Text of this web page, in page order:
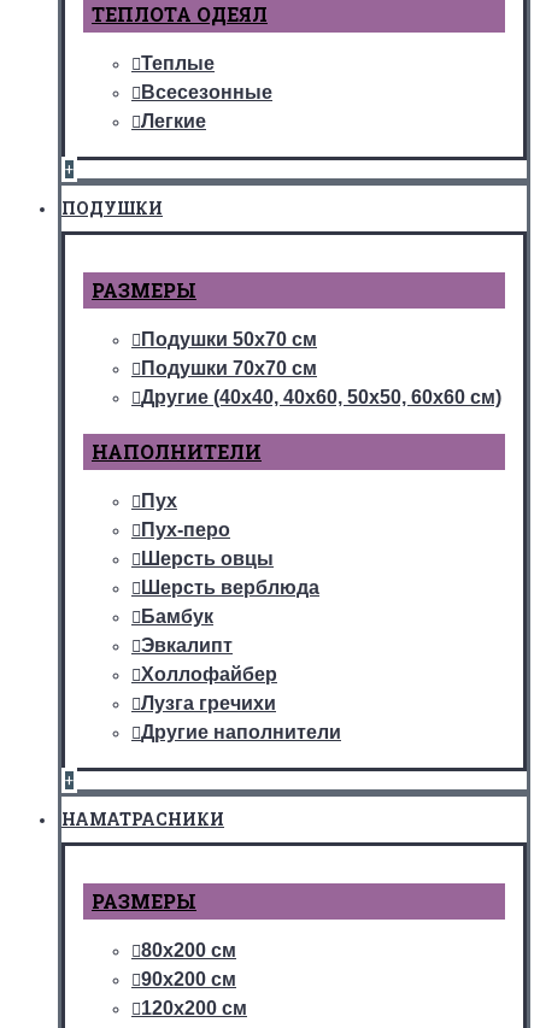
ТЕПЛОТА ОДЕЯЛ
Теплые
Всесезонные
Легкие
+
ПОДУШКИ
РАЗМЕРЫ
Подушки 50х70 см
Подушки 70х70 см
Другие (40х40, 40х60, 50х50, 60х60 см)
НАПОЛНИТЕЛИ
Пух
Пух-перо
Шерсть овцы
Шерсть верблюда
Бамбук
Эвкалипт
Холлофайбер
Лузга гречихи
Другие наполнители
+
НАМАТРАСНИКИ
РАЗМЕРЫ
80х200 см
90х200 см
120х200 см